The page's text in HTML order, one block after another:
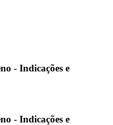
- Indicações e
- Indicações e